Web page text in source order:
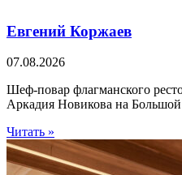
Евгений Коржаев
07.08.2026
Шеф-повар флагманского
Аркадия Новикова на
Читать »